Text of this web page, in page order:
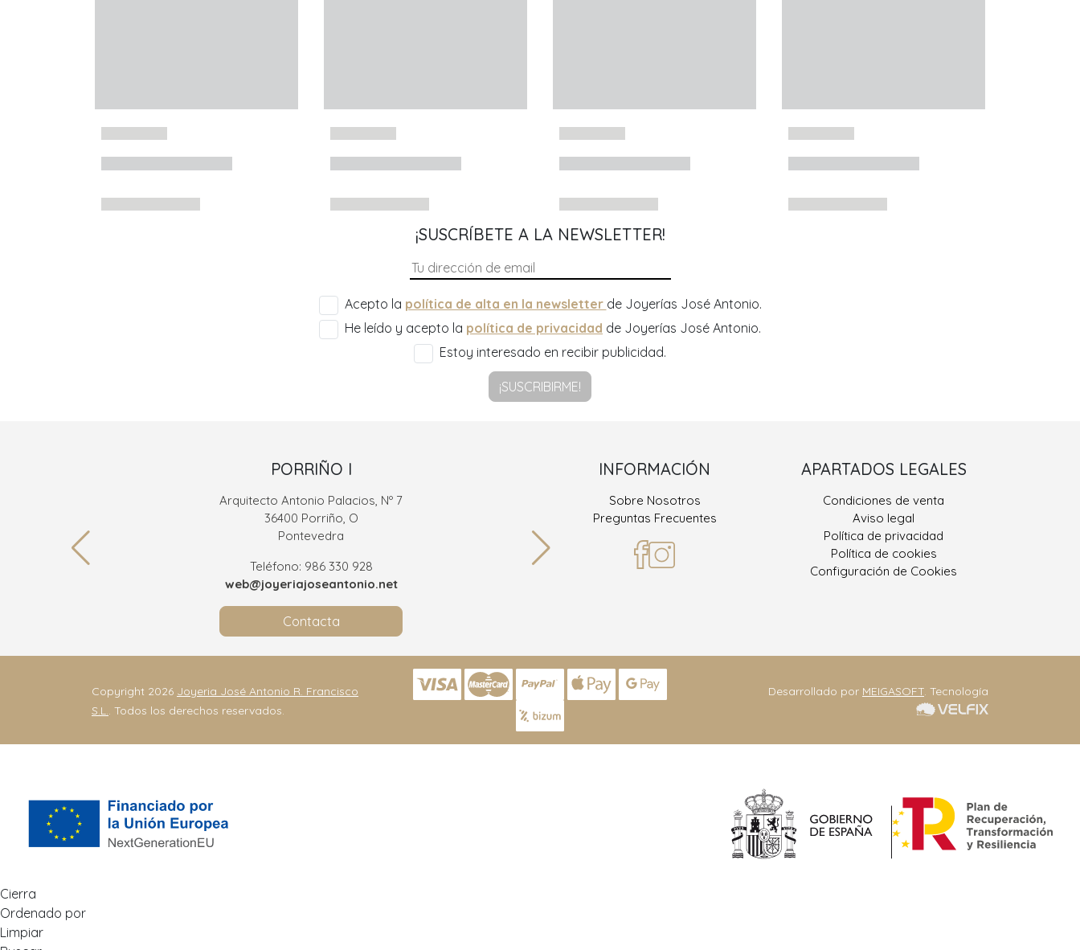
¡SUSCRÍBETE A LA NEWSLETTER!
Acepto la política de alta en la newsletter de Joyerías José Antonio.
He leído y acepto la política de privacidad de Joyerías José Antonio.
Estoy interesado en recibir publicidad.
¡SUSCRIBIRME!
PORRIÑO I
Arquitecto Antonio Palacios, Nº 7
36400 Porriño, O
Pontevedra
Teléfono: 986 330 928
web@joyeriajoseantonio.net
Contacta
Ramón González, Nº 9
36400 Porriño, O
Teléfono: 986 330 928
INFORMACIÓN
Sobre Nosotros
Preguntas Frecuentes
APARTADOS LEGALES
Condiciones de venta
Aviso legal
Política de privacidad
Política de cookies
Configuración de Cookies
Copyright 2026 Joyeria José Antonio R. Francisco
S.L.. Todos los derechos reservados.
Desarrollado por MEIGASOFT. Tecnología
Cierra
Ordenado por
Limpiar